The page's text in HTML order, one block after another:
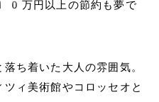
万円以上の節約も夢で
ち着いた大人の雰囲気。
ィ美術館やコロッセオと